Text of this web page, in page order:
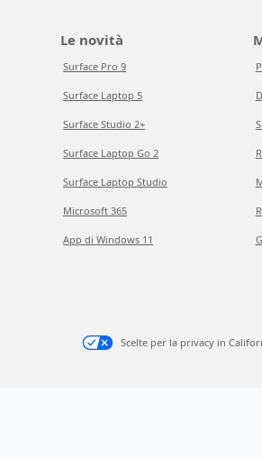
Le novità
Surface Pro 9
Surface Laptop 5
Surface Studio 2+
Surface Laptop Go 2
Surface Laptop Studio
Microsoft 365
App di Windows 11
Scelte per la privacy in